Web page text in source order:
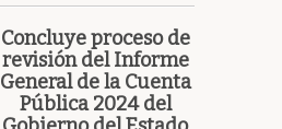
Concluye proceso de
revisión del Informe
General de la Cuenta
Pública 2024 del